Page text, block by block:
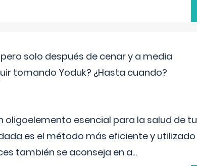
solo después de cenar y a media
tomando Yoduk? ¿Hasta cuando?
oligoelemento esencial para la salud de tu
es el método más eficiente y utilizado
también se aconseja en a...